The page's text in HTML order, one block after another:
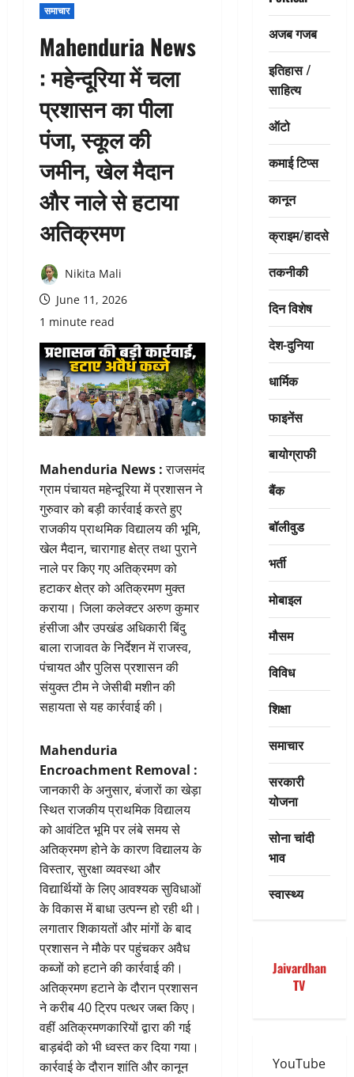
समाचार
Mahenduria News
: महेन्दूरिया में चला
प्रशासन का पीला
पंजा, स्कूल की
जमीन, खेल मैदान
और नाले से हटाया
अतिक्रमण
Nikita Mali
June 11, 2026
1 minute read
Mahenduria News :राजसमंद
ग्राम पंचायत महेन्दूरिया में प्रशासन ने
गुरुवार को बड़ी कार्रवाई करते हुए
राजकीय प्राथमिक विद्यालय की भूमि,
खेल मैदान, चारागाह क्षेत्र तथा पुराने
नाले पर किए गए अतिक्रमण को
हटाकर क्षेत्र को अतिक्रमण मुक्त
कराया। जिला कलेक्टर अरुण कुमार
हंसीजा और उपखंड अधिकारी बिंदु
बाला राजावत के निर्देशन में राजस्व,
पंचायत और पुलिस प्रशासन की
संयुक्त टीम ने जेसीबी मशीन की
सहायता से यह कार्रवाई की।
Mahenduria
Encroachment Removal :
जानकारी के अनुसार, बंजारों का खेड़ा
स्थित राजकीय प्राथमिक विद्यालय
को आवंटित भूमि पर लंबे समय से
अतिक्रमण होने के कारण विद्यालय के
विस्तार, सुरक्षा व्यवस्था और
विद्यार्थियों के लिए आवश्यक सुविधाओं
के विकास में बाधा उत्पन्न हो रही थी।
लगातार शिकायतों और मांगों के बाद
प्रशासन ने मौके पर पहुंचकर अवैध
कब्जों को हटाने की कार्रवाई की।
अतिक्रमण हटाने के दौरान प्रशासन
ने करीब 40 ट्रिप पत्थर जब्त किए।
वहीं अतिक्रमणकारियों द्वारा की गई
बाड़बंदी को भी ध्वस्त कर दिया गया।
कार्रवाई के दौरान शांति और कानून
अजब गजब
इतिहास /
साहित्य
ऑटो
कमाई टिप्स
कानून
क्राइम/हादसे
तकनीकी
दिन विशेष
देश-दुनिया
धार्मिक
फाइनेंस
बायोग्राफी
बैंक
बॉलीवुड
भर्ती
मोबाइल
मौसम
विविध
शिक्षा
समाचार
सरकारी
योजना
सोना चांदी
भाव
स्वास्थ्य
Jaivardhan
TV
YouTube